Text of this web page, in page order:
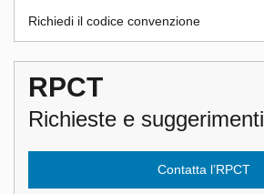
Richiedi il codice convenzione
RPCT
Richieste e suggerimenti
Contatta l’RPCT